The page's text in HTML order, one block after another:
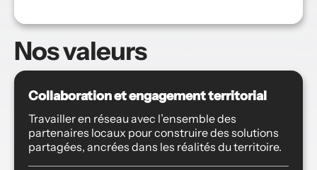
Nos valeurs
Collaboration et engagement territorial
Travailler en réseau avec l’ensemble des
partenaires locaux pour construire des solutions
partagées, ancrées dans les réalités du territoire.